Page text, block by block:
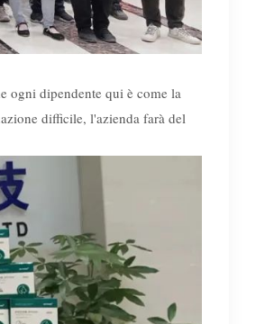
ogni dipendente qui è come la
difficile, l'azienda farà del